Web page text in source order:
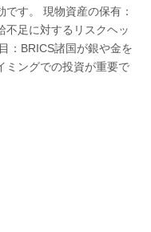
す。 現物資産の保有：
不足に対するリスクヘッ
：BRICS諸国が銀や金を
ミングでの投資が重要で